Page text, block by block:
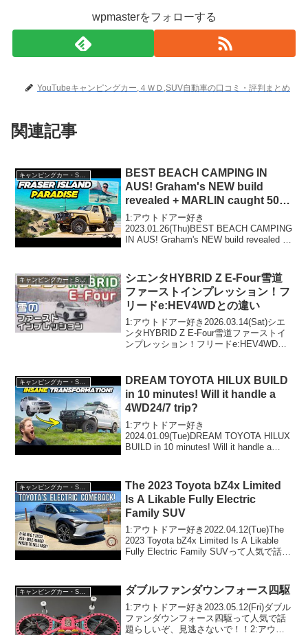
wpmasterをフォローする
YouTubeキャンピングカー,４ＷＤ,SUV自動車の口コミ・評判まとめ
関連記事
BEST BEACH CAMPING IN
AUS! Graham's NEW build
revealed + MARLIN caught 50m
off the beach!
1:アウトドアー好き
2023.01.26(Thu)BEST BEACH CAMPING
IN AUS! Graham's NEW build revealed +
キャンピングカー・SUV人気車種
シエンタHYBRID Z E-Four雪道
ファーストインプレッション！フ
リードe:HEV4WDとの違い
1:アウトドアー好き2026.03.14(Sat)シエ
ンタHYBRID Z E-Four雪道ファーストイ
ンプレッション！フリードe:HEV4WDと
2026.03.14(Sat...
キャンピングカー・SUV人気車種
DREAM TOYOTA HILUX BUILD
in 10 minutes! Will it handle a
4WD24/7 trip?
1:アウトドアー好き
2024.01.09(Tue)DREAM TOYOTA HILUX
BUILD in 10 minutes! Will it handle a
The 2023 Toyota bZ4x Limited
Is A Likable Fully Electric
Family SUV
1:アウトドアー好き2022.04.12(Tue)The
2023 Toyota bZ4x Limited Is A Likable
Fully Electric Family SUVって人気で話題
キャンピングカー・SUV人気車種 ダブルファンダウンフォース四駆
1:アウトドアー好き2023.05.12(Fri)ダブル
ファンダウンフォース四駆って人気で話
題らしいぞ、見逃さないで！！2:アウト